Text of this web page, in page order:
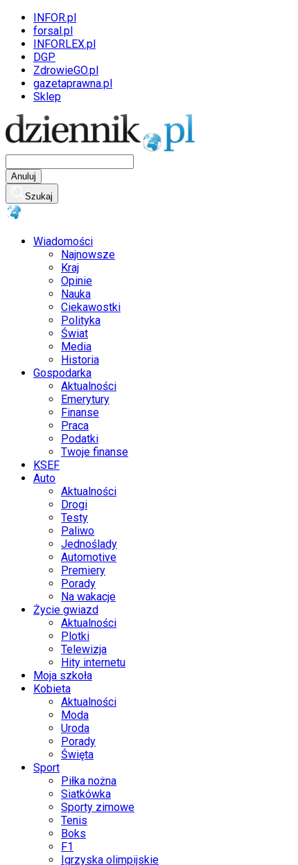
INFOR.pl
forsal.pl
INFORLEX.pl
DGP
ZdrowieGO.pl
gazetaprawna.pl
Sklep
Anuluj
Szukaj
Wiadomości
Najnowsze
Kraj
Opinie
Nauka
Ciekawostki
Polityka
Świat
Media
Historia
Gospodarka
Aktualności
Emerytury
Finanse
Praca
Podatki
Twoje finanse
KSEF
Auto
Aktualności
Drogi
Testy
Paliwo
Jednoślady
Automotive
Premiery
Porady
Na wakacje
Życie gwiazd
Aktualności
Plotki
Telewizja
Hity internetu
Moja szkoła
Kobieta
Aktualności
Moda
Uroda
Porady
Święta
Sport
Piłka nożna
Siatkówka
Sporty zimowe
Tenis
Boks
F1
Igrzyska olimpijskie